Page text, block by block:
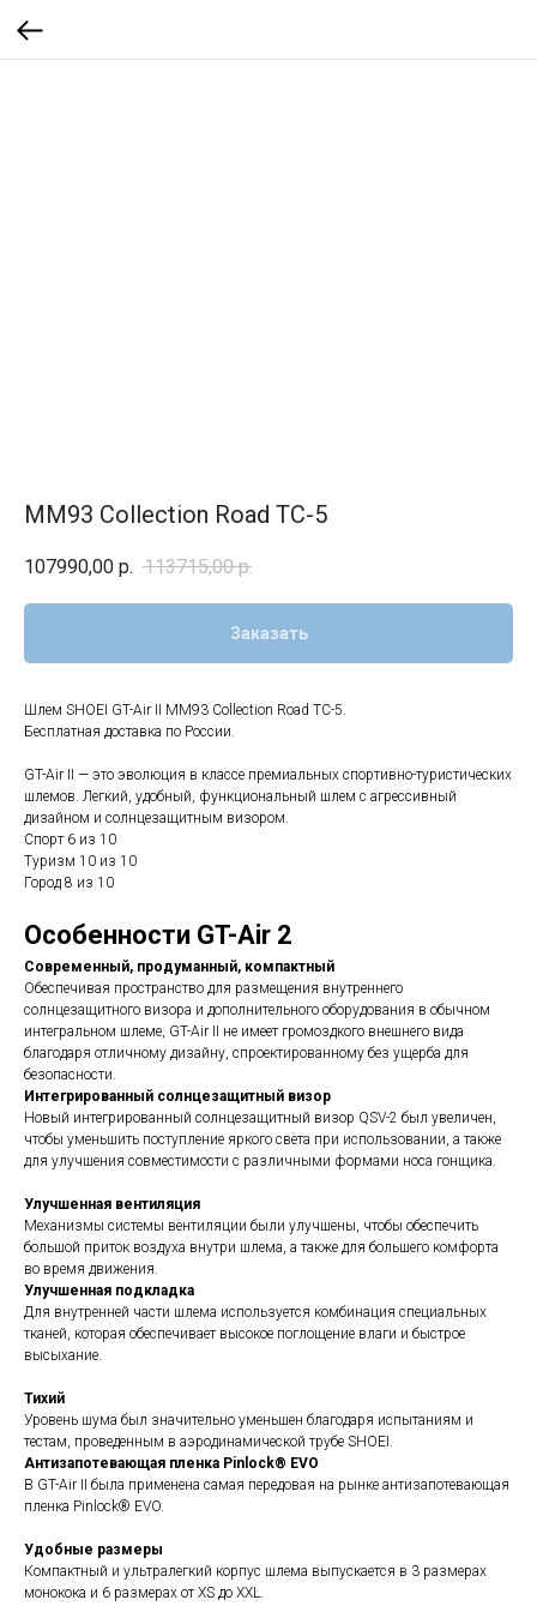
MM93 Collection Road TC-5
107990,00 р. 113715,00 р.
Заказать
Шлем SHOEI GT-Air II MM93 Collection Road TC-5.
Бесплатная доставка по России.
GT-Air II — это эволюция в классе премиальных спортивно-туристических
шлемов. Легкий, удобный, функциональный шлем с агрессивный
дизайном и солнцезащитным визором.
Спорт 6 из 10
Туризм 10 из 10
Город 8 из 10
Особенности GT-Air 2
Современный, продуманный, компактный
Обеспечивая пространство для размещения внутреннего
солнцезащитного визора и дополнительного оборудования в обычном
интегральном шлеме, GT-Air II не имеет громоздкого внешнего вида
благодаря отличному дизайну, спроектированному без ущерба для
безопасности.
Интегрированный солнцезащитный визор
Новый интегрированный солнцезащитный визор QSV-2 был увеличен,
чтобы уменьшить поступление яркого света при использовании, а также
для улучшения совместимости с различными формами носа гонщика.
Улучшенная вентиляция
Механизмы системы вентиляции были улучшены, чтобы обеспечить
большой приток воздуха внутри шлема, а также для большего комфорта
во время движения.
Улучшенная подкладка
Для внутренней части шлема используется комбинация специальных
тканей, которая обеспечивает высокое поглощение влаги и быстрое
высыхание.
Тихий
Уровень шума был значительно уменьшен благодаря испытаниям и
тестам, проведенным в аэродинамической трубе SHOEI.
Антизапотевающая пленка Pinlock® EVO
В GT-Air II была применена самая передовая на рынке антизапотевающая
пленка Pinlock® EVO.
Удобные размеры
Компактный и ультралегкий корпус шлема выпускается в 3 размерах
монокока и 6 размерах от XS до XXL.